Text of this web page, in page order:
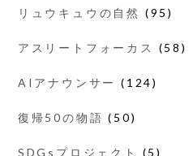
リュウキュウの自然 (95)
アスリートフォーカス (58)
AIアナウンサー (124)
復帰50の物語 (50)
SDGsプロジェクト (5)